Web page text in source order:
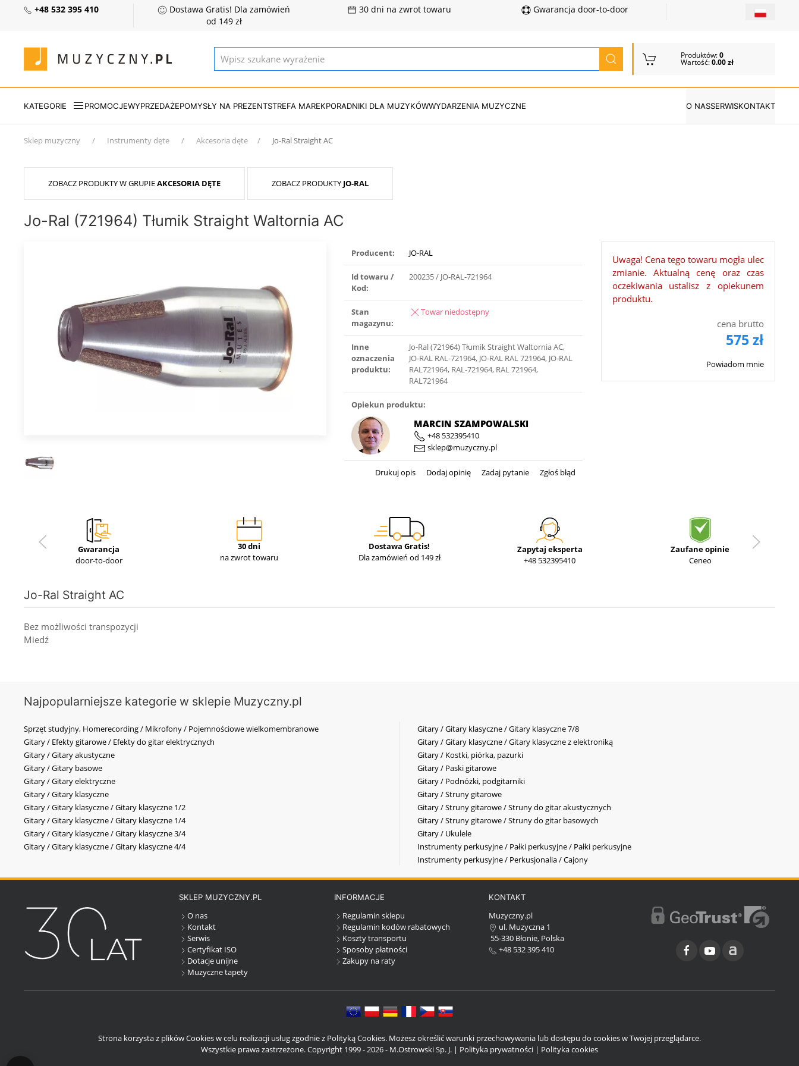
+48 532 395 410
Dostawa Gratis! Dla zamówień
od 149 zł
30 dni na zwrot towaru Gwarancja door-to-door
Produktów:0
Wartość:0.00 zł
KATEGORIE PROMOCJEWYPRZEDAŻEPOMYSŁY NA PREZENTSTREFA MAREKPORADNIKI DLA MUZYKÓWWYDARZENIA MUZYCZNE O NASSERWISKONTAKT
Sklep muzyczny Instrumenty dęte Akcesoria dęte Jo-Ral Straight AC
ZOBACZ PRODUKTY W GRUPIEAKCESORIA DĘTE ZOBACZ PRODUKTY JO-RAL
Jo-Ral (721964) Tłumik Straight Waltornia AC
Producent: JO-RAL
Id towaru /
Kod:
200235 / JO-RAL-721964
Stan
magazynu:
Towar niedostępny
Inne
oznaczenia
produktu:
Jo-Ral (721964) Tłumik Straight Waltornia AC,
JO-RAL RAL-721964, JO-RAL RAL 721964, JO-RAL
RAL721964, RAL-721964, RAL 721964,
RAL721964
Opiekun produktu:
MARCIN SZAMPOWALSKI
+48 532395410
sklep@muzyczny.pl
Drukuj opis Dodaj opinię Zadaj pytanie Zgłoś błąd
Uwaga! Cena tego towaru mogła ulec
zmianie. Aktualną cenę oraz czas
oczekiwania ustalisz z opiekunem
produktu.
cena brutto
575 zł
Powiadom mnie
Gwarancja
door-to-door
30 dni
na zwrot towaru
Dostawa Gratis!
Dla zamówień od 149 zł
Zapytaj eksperta
+48 532395410
Zaufane opinie
Ceneo
Jo-Ral Straight AC
Bez możliwości transpozycji
Miedź
Najpopularniejsze kategorie w sklepie Muzyczny.pl
Sprzęt studyjny, Homerecording / Mikrofony / Pojemnościowe wielkomembranowe
Gitary / Efekty gitarowe / Efekty do gitar elektrycznych
Gitary / Gitary akustyczne
Gitary / Gitary basowe
Gitary / Gitary elektryczne
Gitary / Gitary klasyczne
Gitary / Gitary klasyczne / Gitary klasyczne 1/2
Gitary / Gitary klasyczne / Gitary klasyczne 1/4
Gitary / Gitary klasyczne / Gitary klasyczne 3/4
Gitary / Gitary klasyczne / Gitary klasyczne 4/4
Gitary / Gitary klasyczne / Gitary klasyczne 7/8
Gitary / Gitary klasyczne / Gitary klasyczne z elektroniką
Gitary / Kostki, piórka, pazurki
Gitary / Paski gitarowe
Gitary / Podnóżki, podgitarniki
Gitary / Struny gitarowe
Gitary / Struny gitarowe / Struny do gitar akustycznych
Gitary / Struny gitarowe / Struny do gitar basowych
Gitary / Ukulele
Instrumenty perkusyjne / Pałki perkusyjne / Pałki perkusyjne
Instrumenty perkusyjne / Perkusjonalia / Cajony
SKLEP MUZYCZNY.PL
O nas
Kontakt
Serwis
Certyfikat ISO
Dotacje unijne
Muzyczne tapety
INFORMACJE
Regulamin sklepu
Regulamin kodów rabatowych
Koszty transportu
Sposoby płatności
Zakupy na raty
KONTAKT
Muzyczny.pl
ul. Muzyczna 1
55-330 Błonie, Polska
+48 532 395 410
Strona korzysta z plików Cookies w celu realizacji usług zgodnie z Polityką Cookies. Możesz określić warunki przechowywania lub dostępu do cookies w Twojej przeglądarce.
Wszystkie prawa zastrzeżone. Copyright 1999 - 2026 - M.Ostrowski Sp. J. | Polityka prywatności | Polityka cookies